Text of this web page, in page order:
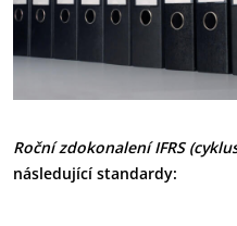
Roční zdokonalení IFRS
následující standardy: